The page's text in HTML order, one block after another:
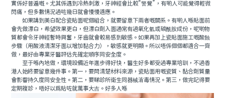
實係好普遍嘅。尤其係遇到冷熱刺激，牙神經會比較“警覺”，有啲人可能覺得輕微
閃痛，但多數情況過咗幾日就會慢慢適應。
如果講到美白配合瓷貼面呢個組合，就要留意下兩者嘅關系。有啲人喺貼面前
會先做漂白，希望效果更白，但漂白劑入面通常有過氧化氫或碳酰胺成份，呢啲物
質都會令牙神經暫時興奮，牙齒就會較易感到敏感。如果再加上瓷貼面施工嘅酸蝕
步驟（用酸液清潔牙面以增加黏合力），敏感就更明顯。所以唔係個個都適合一齊
做，最好由專業牙醫評估先確定順序同安全度。
至于喺內地做，環境設備近年進步得好快，醫生好多都受過專業培訓，不過香
港人始終要留意幾件事。第一，要問清楚材料來源，瓷貼面用嘅瓷質、黏合劑質量
會影響持久度同安全性。第二，要睇診所衛生同器械消毒情況。第三，做完記得要
定期複診，唔好以爲貼咗就萬事大吉。好多人喺